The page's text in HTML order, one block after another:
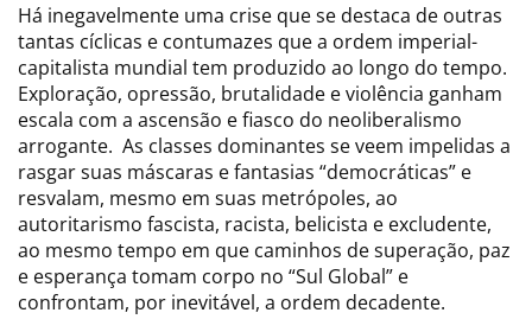
Há inegavelmente uma crise que se destaca de outras
tantas cíclicas e contumazes que a ordem imperial-
capitalista mundial tem produzido ao longo do tempo.
Exploração, opressão, brutalidade e violência ganham
escala com a ascensão e fiasco do neoliberalismo
arrogante. As classes dominantes se veem impelidas a
rasgar suas máscaras e fantasias “democráticas” e
resvalam, mesmo em suas metrópoles, ao
autoritarismo fascista, racista, belicista e excludente,
ao mesmo tempo em que caminhos de superação, paz
e esperança tomam corpo no “Sul Global” e
confrontam, por inevitável, a ordem decadente.